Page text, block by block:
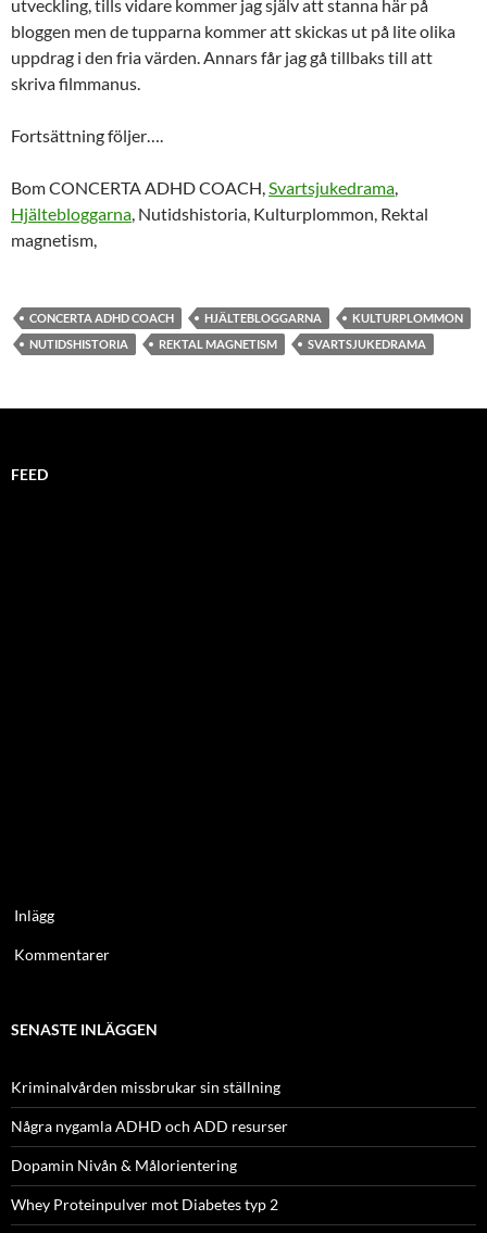
utveckling, tills vidare kommer jag själv att stanna här på
bloggen men de tupparna kommer att skickas ut på lite olika
uppdrag i den fria värden. Annars får jag gå tillbaks till att
skriva filmmanus.
Fortsättning följer….
Bom CONCERTA ADHD COACH,Svartsjukedrama,
Hjältebloggarna, Nutidshistoria, Kulturplommon, Rektal
magnetism,
CONCERTA ADHD COACH HJÄLTEBLOGGARNA
KULTURPLOMMON
NUTIDSHISTORIA
REKTAL MAGNETISM SVARTSJUKEDRAMA
FEED
Inlägg
Kommentarer
SENASTE INLÄGGEN
Kriminalvården missbrukar sin ställning
Några nygamla ADHD och ADD resurser
Dopamin Nivån & Målorientering
Whey Proteinpulver mot Diabetes typ 2